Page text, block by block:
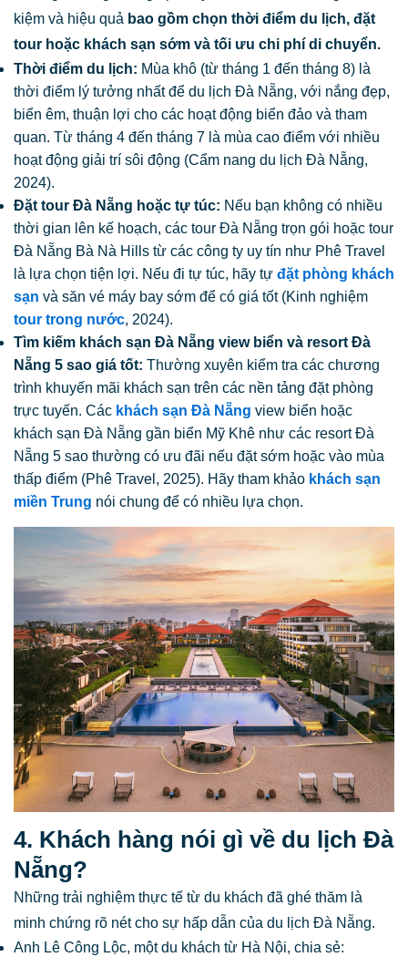
kiệm và hiệu quả bao gồm chọn thời điểm du lịch, đặt
tour hoặc khách sạn sớm và tối ưu chi phí di chuyển.
Thời điểm du lịch: Mùa khô (từ tháng 1 đến tháng 8) là
thời điểm lý tưởng nhất để du lịch Đà Nẵng, với nắng đẹp,
biển êm, thuận lợi cho các hoạt động biển đảo và tham
quan. Từ tháng 4 đến tháng 7 là mùa cao điểm với nhiều
hoạt động giải trí sôi động (Cẩm nang du lịch Đà Nẵng,
2024).
Đặt tour Đà Nẵng hoặc tự túc: Nếu bạn không có nhiều
thời gian lên kế hoạch, các tour Đà Nẵng trọn gói hoặc tour
Đà Nẵng Bà Nà Hills từ các công ty uy tín như Phê Travel
là lựa chọn tiện lợi. Nếu đi tự túc, hãy tự đặt phòng khách
sạn và săn vé máy bay sớm để có giá tốt (Kinh nghiệm
tour trong nước, 2024).
Tìm kiếm khách sạn Đà Nẵng view biển và resort Đà
Nẵng 5 sao giá tốt: Thường xuyên kiểm tra các chương
trình khuyến mãi khách sạn trên các nền tảng đặt phòng
trực tuyến. Các khách sạn Đà Nẵng view biển hoặc
khách sạn Đà Nẵng gần biển Mỹ Khê như các resort Đà
Nẵng 5 sao thường có ưu đãi nếu đặt sớm hoặc vào mùa
thấp điểm (Phê Travel, 2025). Hãy tham khảo khách sạn
miền Trung nói chung để có nhiều lựa chọn.
4. Khách hàng nói gì về du lịch Đà
Nẵng?
Những trải nghiệm thực tế từ du khách đã ghé thăm là
minh chứng rõ nét cho sự hấp dẫn của du lịch Đà Nẵng.
Anh Lê Công Lộc, một du khách từ Hà Nội, chia sẻ: